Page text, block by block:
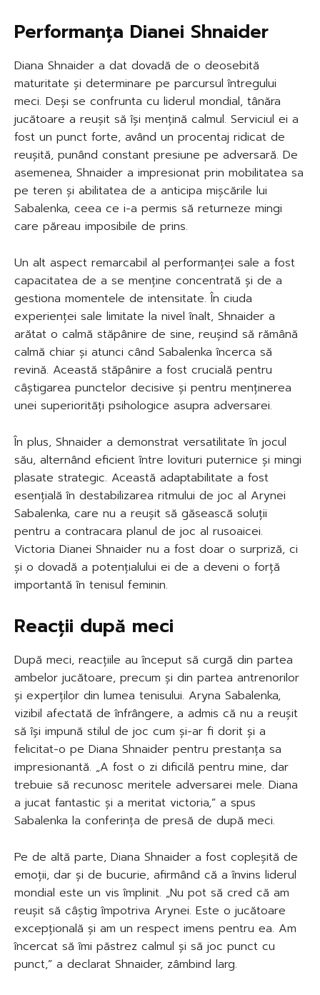
Performanța Dianei Shnaider
Diana Shnaider a dat dovadă de o deosebită
maturitate și determinare pe parcursul întregului
meci. Deși se confrunta cu liderul mondial, tânăra
jucătoare a reușit să își mențină calmul. Serviciul ei a
fost un punct forte, având un procentaj ridicat de
reușită, punând constant presiune pe adversară. De
asemenea, Shnaider a impresionat prin mobilitatea sa
pe teren și abilitatea de a anticipa mișcările lui
Sabalenka, ceea ce i-a permis să returneze mingi
care păreau imposibile de prins.
Un alt aspect remarcabil al performanței sale a fost
capacitatea de a se menține concentrată și de a
gestiona momentele de intensitate. În ciuda
experienței sale limitate la nivel înalt, Shnaider a
arătat o calmă stăpânire de sine, reușind să rămână
calmă chiar și atunci când Sabalenka încerca să
revină. Această stăpânire a fost crucială pentru
câștigarea punctelor decisive și pentru menținerea
unei superiorități psihologice asupra adversarei.
În plus, Shnaider a demonstrat versatilitate în jocul
său, alternând eficient între lovituri puternice și mingi
plasate strategic. Această adaptabilitate a fost
esențială în destabilizarea ritmului de joc al Arynei
Sabalenka, care nu a reușit să găsească soluții
pentru a contracara planul de joc al rusoaicei.
Victoria Dianei Shnaider nu a fost doar o surpriză, ci
și o dovadă a potențialului ei de a deveni o forță
importantă în tenisul feminin.
Reacții după meci
După meci, reacțiile au început să curgă din partea
ambelor jucătoare, precum și din partea antrenorilor
și experților din lumea tenisului. Aryna Sabalenka,
vizibil afectată de înfrângere, a admis că nu a reușit
să își impună stilul de joc cum și-ar fi dorit și a
felicitat-o pe Diana Shnaider pentru prestanța sa
impresionantă. „A fost o zi dificilă pentru mine, dar
trebuie să recunosc meritele adversarei mele. Diana
a jucat fantastic și a meritat victoria,” a spus
Sabalenka la conferința de presă de după meci.
Pe de altă parte, Diana Shnaider a fost copleșită de
emoții, dar și de bucurie, afirmând că a învins liderul
mondial este un vis împlinit. „Nu pot să cred că am
reușit să câștig împotriva Arynei. Este o jucătoare
excepțională și am un respect imens pentru ea. Am
încercat să îmi păstrez calmul și să joc punct cu
punct,” a declarat Shnaider, zâmbind larg.